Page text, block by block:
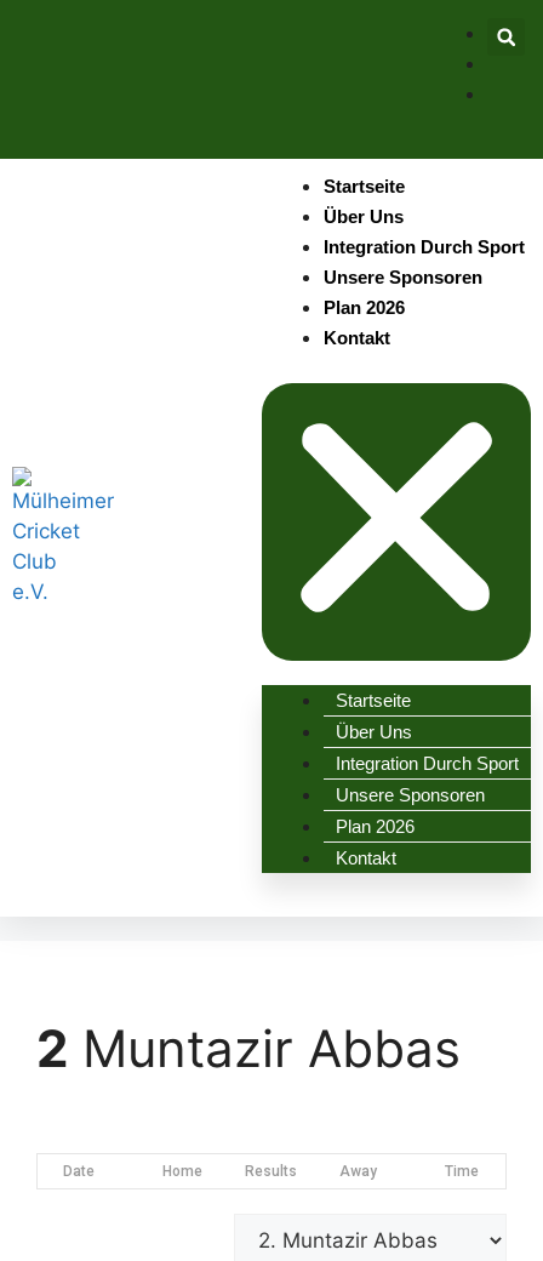
Startseite
Über Uns
Integration Durch Sport
Unsere Sponsoren
Plan 2026
Kontakt
Startseite
Über Uns
Integration Durch Sport
Unsere Sponsoren
Plan 2026
Kontakt
2 Muntazir Abbas
Date Home Results Away Time